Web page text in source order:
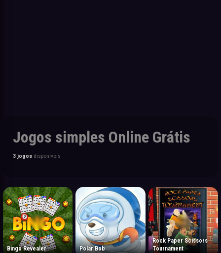
Jogos simples Online Grátis
3 jogos disponíveis
Bingo Revealer Polar Bob
Rock Paper Scissors
Tournament